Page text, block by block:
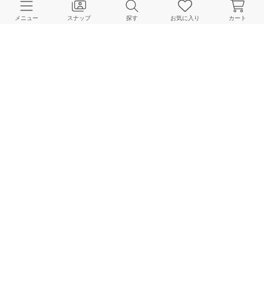
メニュー スナップ 探す お気に入り カート